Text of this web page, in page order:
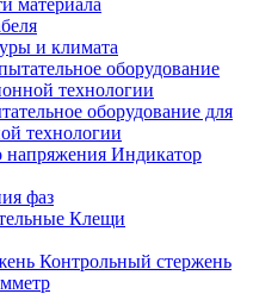
материала
и климата
оборудование для
технологии
Индикатор
фаз
Клещи
Контрольный стержень